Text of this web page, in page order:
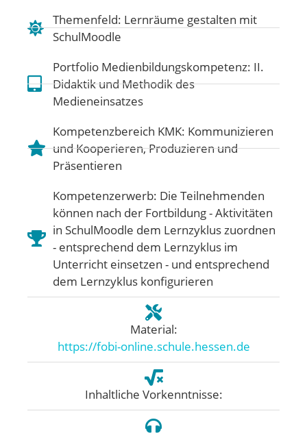
Themenfeld: Lernräume gestalten mit
SchulMoodle
Portfolio Medienbildungskompetenz: II.
Didaktik und Methodik des
Medieneinsatzes
Kompetenzbereich KMK: Kommunizieren
und Kooperieren,Produzieren und
Präsentieren
Kompetenzerwerb: Die Teilnehmenden
können nach der Fortbildung - Aktivitäten
in SchulMoodle dem Lernzyklus zuordnen
- entsprechend dem Lernzyklus im
Unterricht einsetzen - und entsprechend
dem Lernzyklus konfigurieren
Material:
https://fobi-online.schule.hessen.de
Inhaltliche Vorkenntnisse: